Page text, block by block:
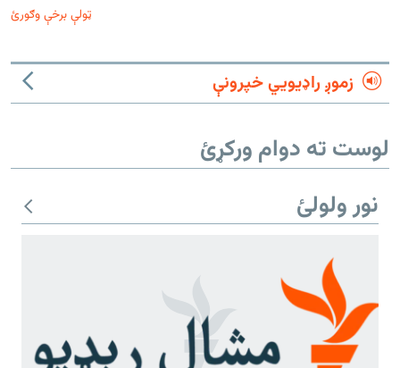
ټولې برخې وګورئ
زموږ راډیويي خپرونې
لوست ته دوام ورکړئ
نور ولولئ